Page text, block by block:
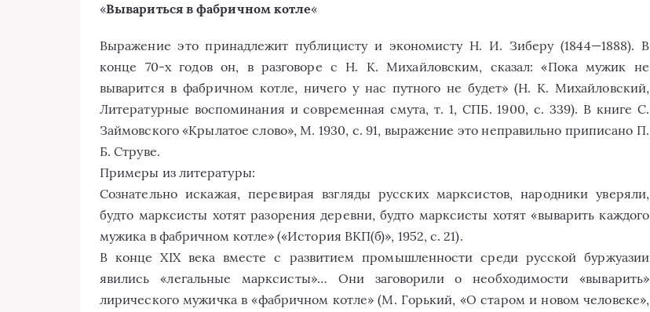
«Вывариться в фабричном котле«
Выражение это принадлежит публицисту и экономисту Н. И. Зиберу (1844—1888). В
конце 70-х годов он, в разговоре с Н. К. Михайловским, сказал: «Пока мужик не
выварится в фабричном котле, ничего у нас путного не будет» (Н. К. Михайловский,
Литературные воспоминания и современная смута, т. 1, СПБ. 1900, с. 339). В книге С.
Займовского «Крылатое слово», М. 1930, с. 91, выражение это неправильно приписано П.
Б. Струве.
Примеры из литературы:
Сознательно искажая, перевирая взгляды русских марксистов, народники уверяли,
будто марксисты хотят разорения деревни, будто марксисты хотят «выварить каждого
мужика в фабричном котле» («История ВКП(б)», 1952, с. 21).
В конце XIX века вместе с развитием промышленности среди русской буржуазии
явились «легальные марксисты»… Они заговорили о необходимости «выварить»
лирического мужичка в «фабричном котле» (М. Горький, «О старом и новом человеке»,